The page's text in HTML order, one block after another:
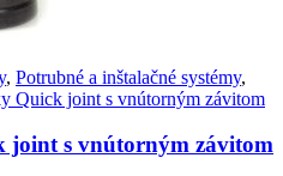
, Potrubné a inštalačné systémy,
Quick joint s vnútorným závitom
joint s vnútorným závitom